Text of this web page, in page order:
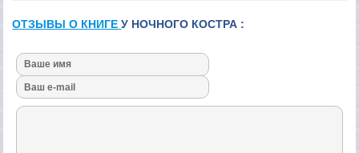
ОТЗЫВЫ О КНИГЕУ НОЧНОГО КОСТРА :